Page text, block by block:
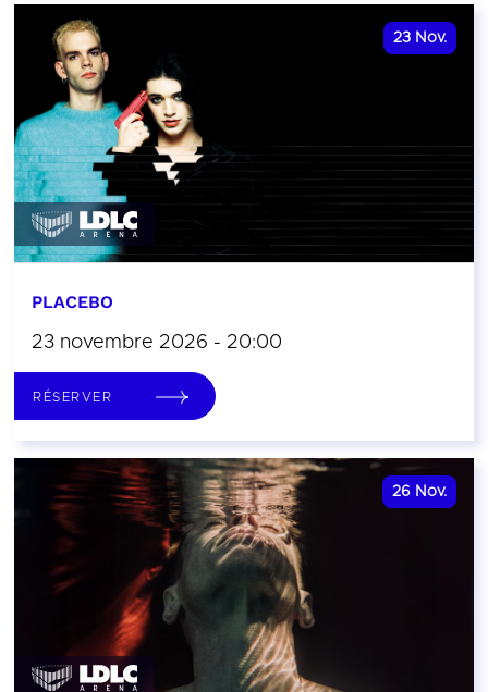
23 Nov.
PLACEBO
23 novembre 2026 - 20:00
RÉSERVER
26 Nov.